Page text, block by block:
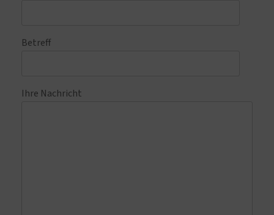
Betreff
Ihre Nachricht